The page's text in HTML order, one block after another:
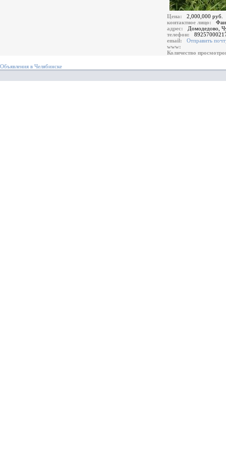
Цена:
2,000,000 руб.
контактное лицо:
адрес:
Домодедово,
телефон:
email:
Отправить
www:
Количество
Объявления в Челябинске